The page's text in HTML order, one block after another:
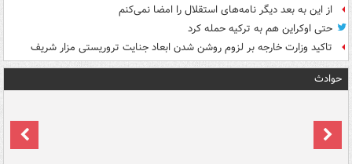
از این به بعد دیگر نامه‌های استقلال را امضا نمی‌کنم
حتی اوکراین هم به ترکیه حمله کرد
تاکید وزارت خارجه بر لزوم روشن شدن ابعاد جنایت تروریستی مزار شریف
حوادث